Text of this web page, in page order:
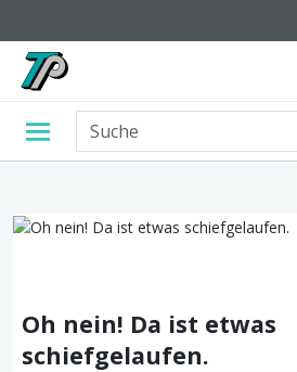
Oh nein! Da ist etwas
schiefgelaufen.